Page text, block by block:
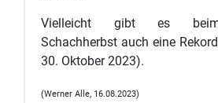
Vielleicht gibt es beim
Schachherbst auch eine
30. Oktober 2023).
(Werner Alle, 16.08.2023)